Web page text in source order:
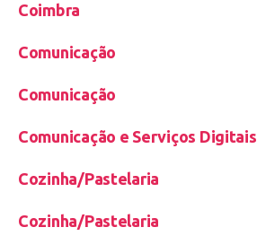
Coimbra
Comunicação
Comunicação
Comunicação e Serviços Digitais
Cozinha/Pastelaria
Cozinha/Pastelaria